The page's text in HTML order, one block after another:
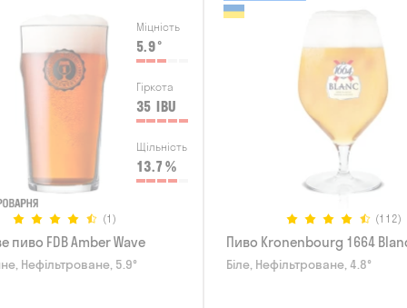
Міцність
5.9°
Гіркота
35 IBU
Щільність
13.7 %
(1)
пиво FDB Amber Wave
Нефільтроване, 5.9°
(112)
Пиво Kronenbourg 1664
Біле, Нефільтроване, 4.8°